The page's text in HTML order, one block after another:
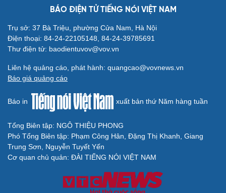
BÁO ĐIỆN TỬ TIẾNG NÓI VIỆT NAM
Trụ sở: 37 Bà Triệu, phường Cửa Nam, Hà Nội
Điện thoại: 84-24-22105148, 84-24-39785691
Thư điện tử: baodientuvov@vov.vn
Liên hệ quảng cáo, phát hành: quangcao@vovnews.vn
Báo giá quảng cáo
Báo in xuất bản thứ Năm hàng tuần
Tổng Biên tập: NGÔ THIỆU PHONG
Phó Tổng Biên tập: Phạm Công Hân, Đặng Thị Khanh, Giang
Trung Sơn, Nguyễn Tuyết Yến
Cơ quan chủ quản: ĐÀI TIẾNG NÓI VIỆT NAM